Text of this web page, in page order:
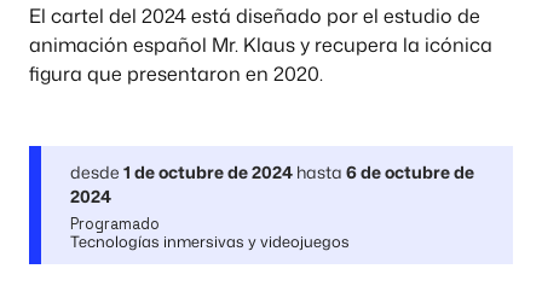
El cartel del 2024 está diseñado por el estudio de
animación español Mr. Klaus y recupera la icónica
figura que presentaron en 2020.
desde 1 de octubre de 2024 hasta 6 de octubre de
2024
Programado
Tecnologías inmersivas y videojuegos